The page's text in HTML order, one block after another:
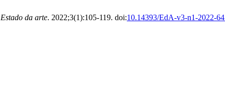
Estado da arte. 2022;3(1):105-119. doi:10.14393/EdA-v3-n1-2022-